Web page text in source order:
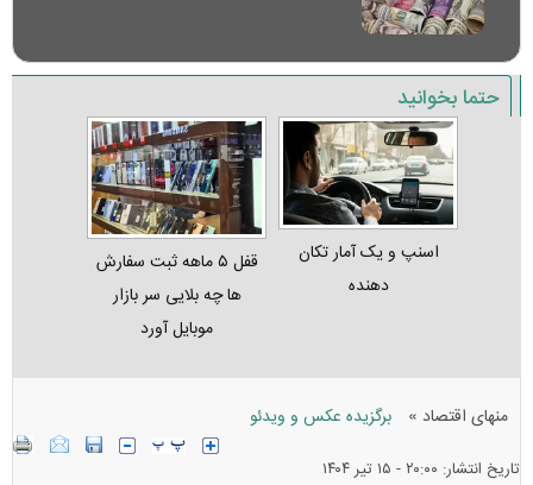
حتما بخوانید
اسنپ و یک آمار تکان‌
دهنده
قفل ۵ ماهه ثبت‌ سفارش‌
ها چه بلایی سر بازار
موبایل آورد
منهای اقتصاد » برگزیده عکس و ویدئو
تاریخ انتشار: ۲۰:۰۰ - ۱۵ تير ۱۴۰۴